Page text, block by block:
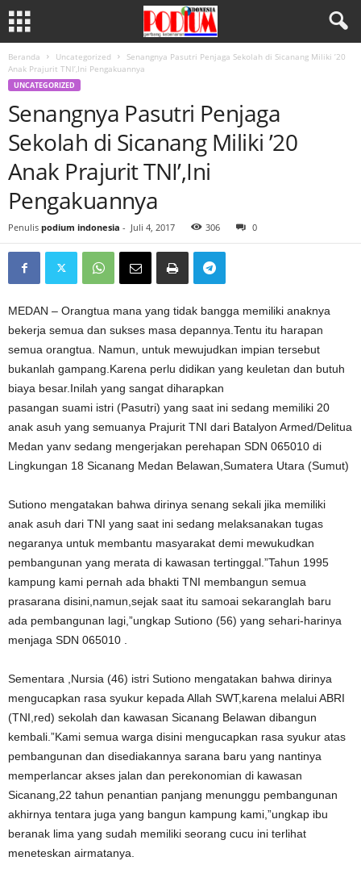
Beranda Uncategorized
Senangnya Pasutri Penjaga Sekolah di Sicanang Miliki ’20
Anak Prajurit TNI’,Ini Pengakuannya
UNCATEGORIZED
Senangnya Pasutri Penjaga
Sekolah di Sicanang Miliki ’20
Anak Prajurit TNI’,Ini
Pengakuannya
Penulis podium indonesia - Juli 4, 2017 306 0
MEDAN – Orangtua mana yang tidak bangga memiliki anaknya
bekerja semua dan sukses masa depannya.Tentu itu harapan
semua orangtua. Namun, untuk mewujudkan impian tersebut
bukanlah gampang.Karena perlu didikan yang keuletan dan butuh
biaya besar.Inilah yang sangat diharapkan
pasangan suami istri (Pasutri) yang saat ini sedang memiliki 20
anak asuh yang semuanya Prajurit TNI dari Batalyon Armed/Delitua
Medan yanv sedang mengerjakan perehapan SDN 065010 di
Lingkungan 18 Sicanang Medan Belawan,Sumatera Utara (Sumut)
Sutiono mengatakan bahwa dirinya senang sekali jika memiliki
anak asuh dari TNI yang saat ini sedang melaksanakan tugas
negaranya untuk membantu masyarakat demi mewukudkan
pembangunan yang merata di kawasan tertinggal.”Tahun 1995
kampung kami pernah ada bhakti TNI membangun semua
prasarana disini,namun,sejak saat itu samoai sekaranglah baru
ada pembangunan lagi,”ungkap Sutiono (56) yang sehari-harinya
menjaga SDN 065010 .
Sementara ,Nursia (46) istri Sutiono mengatakan bahwa dirinya
mengucapkan rasa syukur kepada Allah SWT,karena melalui ABRI
(TNI,red) sekolah dan kawasan Sicanang Belawan dibangun
kembali.”Kami semua warga disini mengucapkan rasa syukur atas
pembangunan dan disediakannya sarana baru yang nantinya
memperlancar akses jalan dan perekonomian di kawasan
Sicanang,22 tahun penantian panjang menunggu pembangunan
akhirnya tentara juga yang bangun kampung kami,”ungkap ibu
beranak lima yang sudah memiliki seorang cucu ini terlihat
meneteskan airmatanya.